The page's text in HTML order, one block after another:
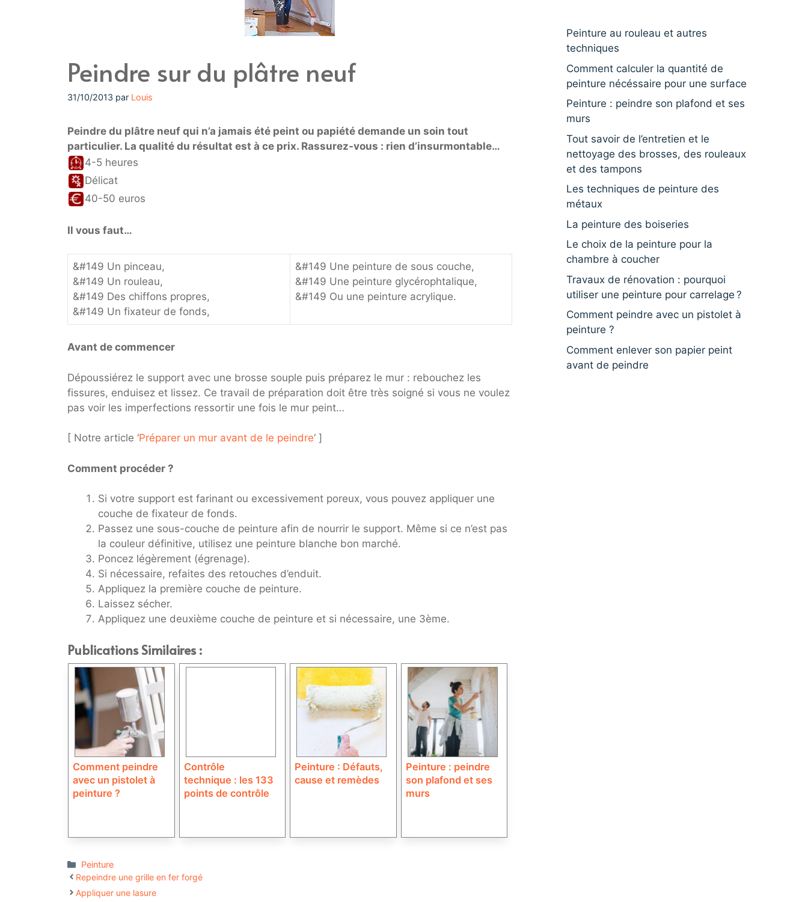
Peindre sur du plâtre neuf
31/10/2013 par Louis
Peindre du plâtre neuf qui n’a jamais été peint ou papiété demande un soin tout
particulier. La qualité du résultat est à ce prix. Rassurez-vous : rien d’insurmontable…
4-5 heures
Délicat
40-50 euros
Il vous faut…
&#149 Un pinceau,
&#149 Un rouleau,
&#149 Des chiffons propres,
&#149 Un fixateur de fonds,
&#149 Une peinture de sous couche,
&#149 Une peinture glycérophtalique,
&#149 Ou une peinture acrylique.
Avant de commencer
Dépoussiérez le support avec une brosse souple puis préparez le mur : rebouchez les
fissures, enduisez et lissez. Ce travail de préparation doit être très soigné si vous ne voulez
pas voir les imperfections ressortir une fois le mur peint…
[ Notre article ‘Préparer un mur avant de le peindre‘ ]
Comment procéder ?
Si votre support est farinant ou excessivement poreux, vous pouvez appliquer une
couche de fixateur de fonds.
Passez une sous-couche de peinture afin de nourrir le support. Même si ce n’est pas
la couleur définitive, utilisez une peinture blanche bon marché.
Poncez légèrement (égrenage).
Si nécessaire, refaites des retouches d’enduit.
Appliquez la première couche de peinture.
Laissez sécher.
Appliquez une deuxième couche de peinture et si nécessaire, une 3ème.
Publications Similaires :
Comment peindre
avec un pistolet à
peinture ?
Contrôle
technique : les 133
points de contrôle
Peinture : Défauts,
cause et remèdes
Peinture : peindre
son plafond et ses
murs
Catégories
Peinture
Repeindre une grille en fer forgé
Appliquer une lasure
Peinture au rouleau et autres
techniques
Comment calculer la quantité de
peinture nécéssaire pour une surface
Peinture : peindre son plafond et ses
murs
Tout savoir de l’entretien et le
nettoyage des brosses, des rouleaux
et des tampons
Les techniques de peinture des
métaux
La peinture des boiseries
Le choix de la peinture pour la
chambre à coucher
Travaux de rénovation : pourquoi
utiliser une peinture pour carrelage ?
Comment peindre avec un pistolet à
peinture ?
Comment enlever son papier peint
avant de peindre